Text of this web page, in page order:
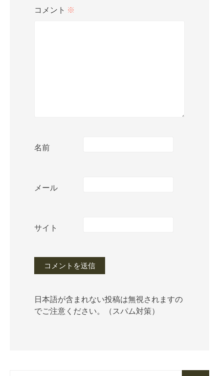
コメント ※
名前
メール
サイト
日本語が含まれない投稿は無視されますの
でご注意ください。（スパム対策）